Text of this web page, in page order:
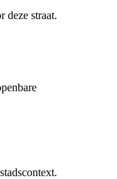
deze straat.